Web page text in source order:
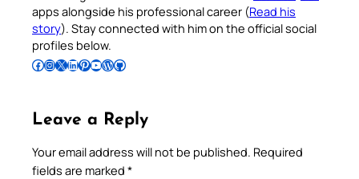
apps alongside his professional career (Read his
story). Stay connected with him on the official social
profiles below.
Follow Pradeep on Facebook Follow Pradeep on InstagramFollow Pradeep on X Follow Pradeep on LinkedIn Follow Pradeep on Pinterest Subscribe to Pradeep’s Youtube Channel Follow Pradeep on WordPress Follow Pradeep on GitHub
Leave a Reply
Your email address will not be published. Required
fields are marked *